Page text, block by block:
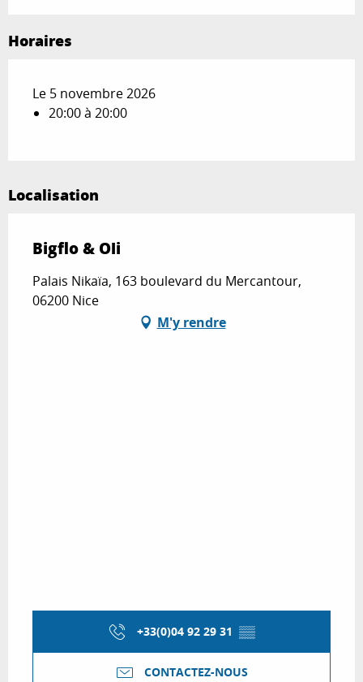
Horaires
Le 5 novembre 2026
20:00 à 20:00
Localisation
Bigflo & Oli
Palais Nikaïa, 163 boulevard du Mercantour,
06200 Nice
M'y rendre
+33(0)04 92 29 31 ▒▒
CONTACTEZ-NOUS